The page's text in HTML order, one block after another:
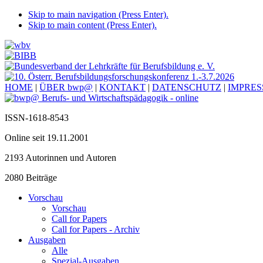
Skip to main navigation (Press Enter).
Skip to main content (Press Enter).
HOME | ÜBER bwp@ | KONTAKT | DATENSCHUTZ |
ISSN-1618-8543
Online seit 19.11.2001
2193 Autorinnen und Autoren
2080 Beiträge
Vorschau
Vorschau
Call for Papers
Call for Papers - Archiv
Ausgaben
Alle
Spezial-Ausgaben